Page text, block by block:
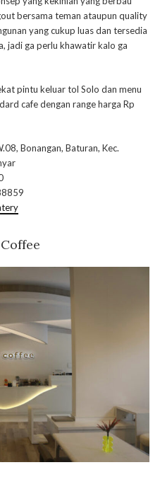
bersama teman ataupun quality
yang cukup luas dan tersedia
jadi ga perlu khawatir kalo ga
pintu keluar tol Solo dan menu
cafe dengan range harga Rp
Bonangan, Baturan, Kec.